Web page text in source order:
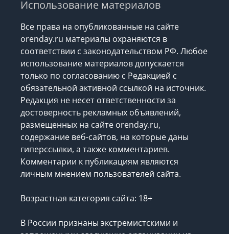
Использование материалов
Все права на опубликованные на сайте
orenday.ru материалы охраняются в
соответствии с законодательством РФ. Любое
использование материалов допускается
только по согласованию с Редакцией с
обязательной активной ссылкой на источник.
Редакция не несет ответственности за
достоверность рекламных объявлений,
размещенных на сайте orenday.ru,
содержание веб-сайтов, на которые даны
гиперссылки, а также комментариев.
Комментарии к публикациям являются
личным мнением пользователей сайта.
Возрастная категория сайта: 18+
В России признаны экстремистскими и